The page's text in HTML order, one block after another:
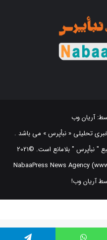
آریان وب
تحلیلی « نبأپرس » می باشد .
استفاده از اخبار و نقل مطالب با ذکر منبع "‌ نبأپرس " بلامانع است. ©2021
NabaaPress News Agency
آریان وب!